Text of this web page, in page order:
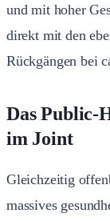
und mit hoher
direkt mit den
Rückgängen bei
Das Public-
im Joint
Gleichzeitig
massives